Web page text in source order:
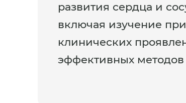
развития сердца и
включая изучение
клинических
эффективных